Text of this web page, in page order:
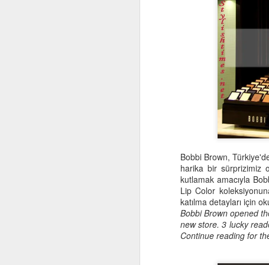
Bobbi Brown,
harika bir sürprizimiz
kutlamak amacıyla
Lip Color
katılma detayları için
Bobbi Brown opened
new store. 3 lucky
Continue reading for